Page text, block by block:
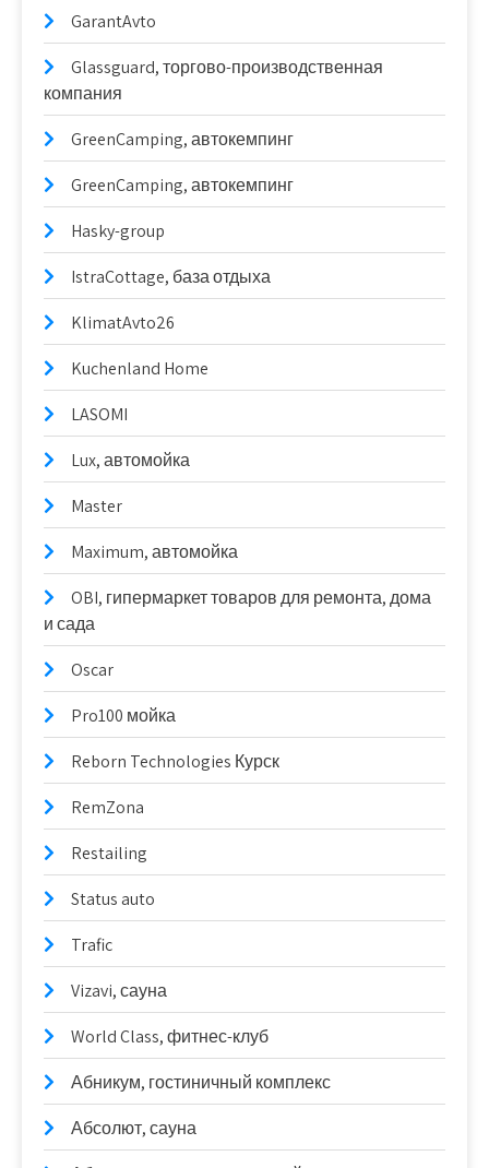
GarantAvto
Glassguard, торгово-производственная
компания
GreenCamping, автокемпинг
GreenCamping, автокемпинг
Hasky-group
IstraCottage, база отдыха
KlimatAvto26
Kuchenland Home
LASOMI
Lux, автомойка
Master
Maximum, автомойка
OBI, гипермаркет товаров для ремонта, дома
и сада
Oscar
Pro100 мойка
Reborn Technologies Курск
RemZona
Restailing
Status auto
Trafic
Vizavi, сауна
World Class, фитнес-клуб
Абникум, гостиничный комплекс
Абсолют, сауна